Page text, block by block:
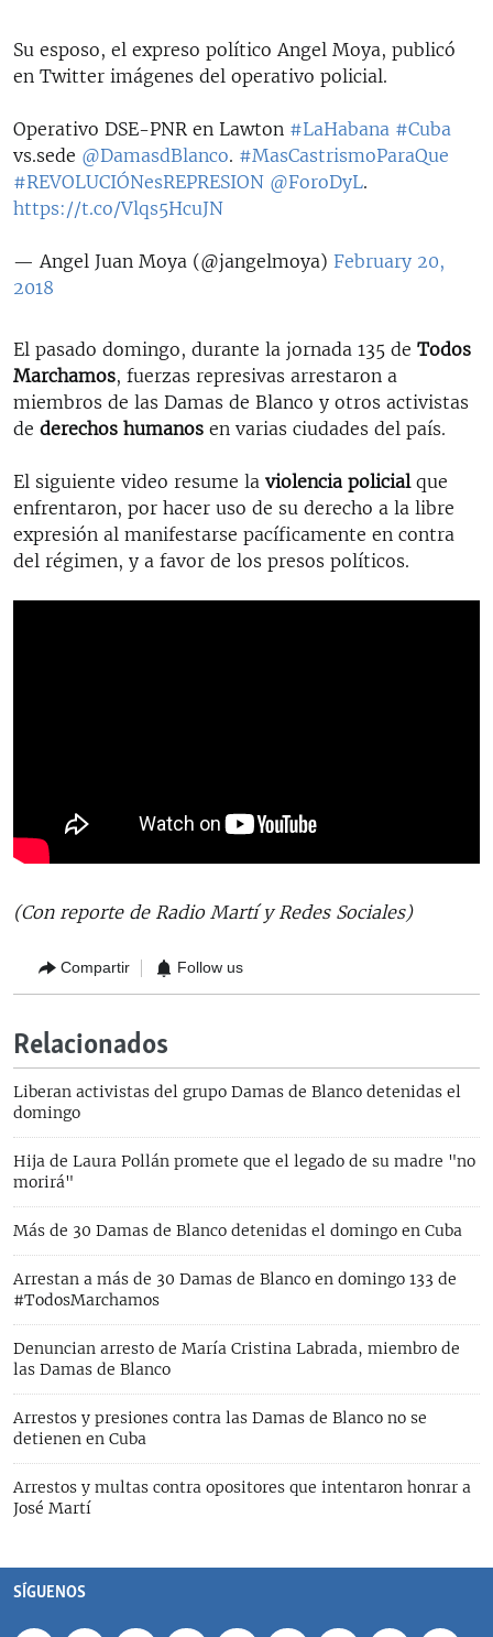
Su esposo, el expreso político Angel Moya, publicó
en Twitter imágenes del operativo policial.
Operativo DSE-PNR en Lawton #LaHabana #Cuba
vs.sede @DamasdBlanco. #MasCastrismoParaQue
#REVOLUCIÓNesREPRESION @ForoDyL.
https://t.co/Vlqs5HcuJN
— Angel Juan Moya (@jangelmoya) February 20,
2018
El pasado domingo, durante la jornada 135 de Todos
Marchamos, fuerzas represivas arrestaron a
miembros de las Damas de Blanco y otros activistas
de derechos humanos en varias ciudades del país.
El siguiente video resume la violencia policialque
enfrentaron, por hacer uso de su derecho a la libre
expresión al manifestarse pacíficamente en contra
del régimen, y a favor de los presos políticos.
(Con reporte de Radio Martí y Redes Sociales)
Compartir Follow us
Relacionados
Liberan activistas del grupo Damas de Blanco detenidas el
domingo
Hija de Laura Pollán promete que el legado de su madre "no
morirá"
Más de 30 Damas de Blanco detenidas el domingo en Cuba
Arrestan a más de 30 Damas de Blanco en domingo 133 de
#TodosMarchamos
Denuncian arresto de María Cristina Labrada, miembro de
las Damas de Blanco
Arrestos y presiones contra las Damas de Blanco no se
detienen en Cuba
Arrestos y multas contra opositores que intentaron honrar a
José Martí
SÍGUENOS